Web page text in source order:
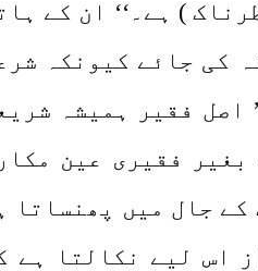
) ہے۔‘‘ ان کے
کی جائے کیونکہ
اصل فقیر ہمیشہ
فقیری عین
کے جال میں پھنساتا
اس لیے نکالتا ہے